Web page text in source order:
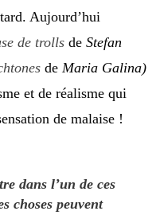
Aujourd’hui
de trolls de Stefan
de Maria Galina)
et de réalisme qui
de malaise !
dans l’un de ces
choses peuvent